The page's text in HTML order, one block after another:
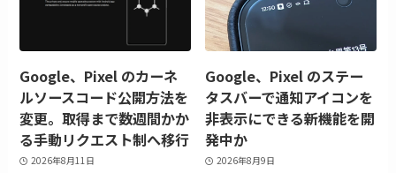
Google、Pixel のカーネ
ルソースコード公開方法を
変更。取得まで数週間かか
る手動リクエスト制へ移行
2026年8月11日
Google、Pixel のステー
タスバーで通知アイコンを
非表示にできる新機能を開
発中か
2026年8月9日